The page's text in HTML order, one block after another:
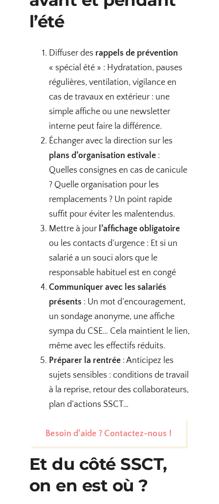
l’été
Diffuser des rappels de prévention
« spécial été » : Hydratation, pauses
régulières, ventilation, vigilance en
cas de travaux en extérieur : une
simple affiche ou une newsletter
interne peut faire la différence.
Échanger avec la direction sur les
plans d’organisation estivale:
Quelles consignes en cas de canicule
? Quelle organisation pour les
remplacements ? Un point rapide
suffit pour éviter les malentendus.
Mettre à jour l’affichage obligatoire
ou les contacts d’urgence : Et si un
salarié a un souci alors que le
responsable habituel est en congé
Communiquer avec les salariés
présents : Un mot d’encouragement,
un sondage anonyme, une affiche
sympa du CSE… Cela maintient le lien,
même avec les effectifs réduits.
Préparer la rentrée: Anticipez les
sujets sensibles : conditions de travail
à la reprise, retour des collaborateurs,
plan d’actions SSCT…
Besoin d’aide ? Contactez-nous !
Et du côté SSCT,
on en est où ?